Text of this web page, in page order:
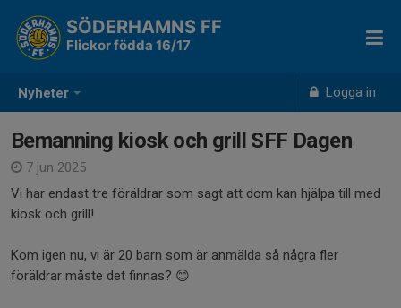
Nyheter Logga in
SÖDERHAMNS FF
Flickor födda 16/17
Bemanning kiosk och grill SFF Dagen
7 jun 2025
Vi har endast tre föräldrar som sagt att dom kan hjälpa till med
kiosk och grill!
Kom igen nu, vi är 20 barn som är anmälda så några fler
föräldrar måste det finnas? 😊